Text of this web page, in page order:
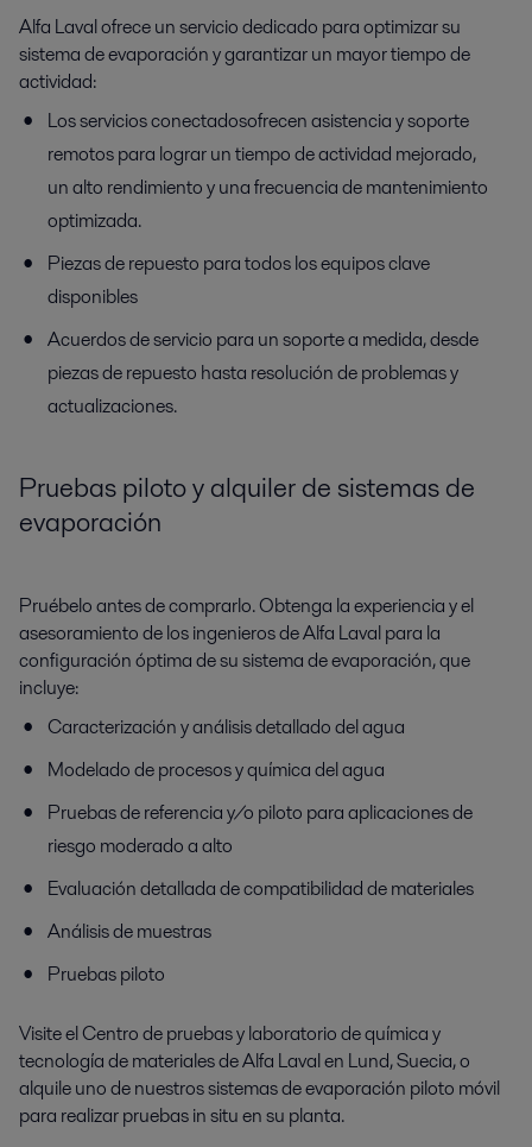
Alfa Laval ofrece un servicio dedicado para optimizar su
sistema de evaporación y garantizar un mayor tiempo de
actividad:
Los servicios conectadosofrecen asistencia y soporte
remotos para lograr un tiempo de actividad mejorado,
un alto rendimiento y una frecuencia de mantenimiento
optimizada.
Piezas de repuesto para todos los equipos clave
disponibles
Acuerdos de servicio para un soporte a medida, desde
piezas de repuesto hasta resolución de problemas y
actualizaciones.
Pruebas piloto y alquiler de sistemas de
evaporación
Pruébelo antes de comprarlo. Obtenga la experiencia y el
asesoramiento de los ingenieros de Alfa Laval para la
configuración óptima de su sistema de evaporación, que
incluye:
Caracterización y análisis detallado del agua
Modelado de procesos y química del agua
Pruebas de referencia y/o piloto para aplicaciones de
riesgo moderado a alto
Evaluación detallada de compatibilidad de materiales
Análisis de muestras
Pruebas piloto
Visite elCentro de pruebas y laboratorio de química y
tecnología de materiales de Alfa Lavalen Lund, Suecia, o
alquile uno de nuestros sistemas de evaporación piloto móvil
para realizar pruebas in situ en su planta.